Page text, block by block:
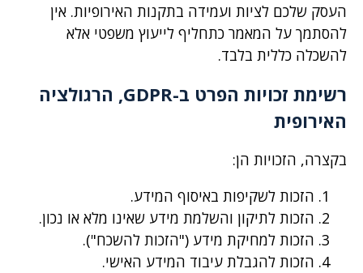
העסק שלכם לציות ועמידה בתקנות האירופיות. אין
להסתמך על המאמר כתחליף לייעוץ משפטי אלא
להשכלה כללית בלבד.
רשימת זכויות הפרט ב-GDPR, הרגולציה
האירופית
בקצרה, הזכויות הן:
הזכות לשקיפות באיסוף המידע.
הזכות לתיקון והשלמת מידע שאינו מלא או נכון.
הזכות למחיקת מידע ("הזכות להשכח").
הזכות להגבלת עיבוד המידע האישי.